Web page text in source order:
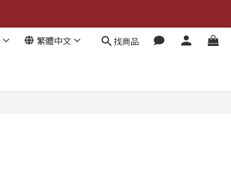
繁體中文 找商品